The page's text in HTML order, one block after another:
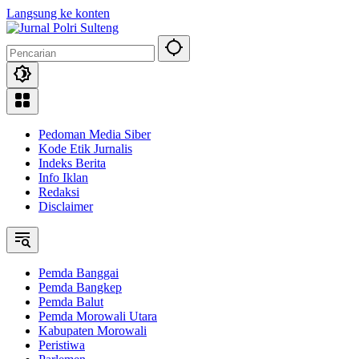
Langsung ke konten
Pedoman Media Siber
Kode Etik Jurnalis
Indeks Berita
Info Iklan
Redaksi
Disclaimer
Pemda Banggai
Pemda Bangkep
Pemda Balut
Pemda Morowali Utara
Kabupaten Morowali
Peristiwa